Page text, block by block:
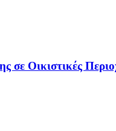
σε Οικιστικές